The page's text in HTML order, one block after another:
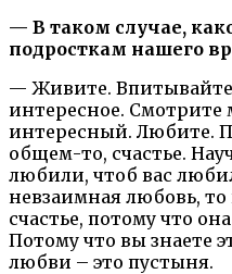
— В таком случае,
подросткам нашего
— Живите. Впитывайте
интересное.
интересный. Любите.
общем-то, счастье.
любили, чтоб вас
невзаимная любовь,
счастье, потому что
Потому что вы знаете
любви – это пустыня.